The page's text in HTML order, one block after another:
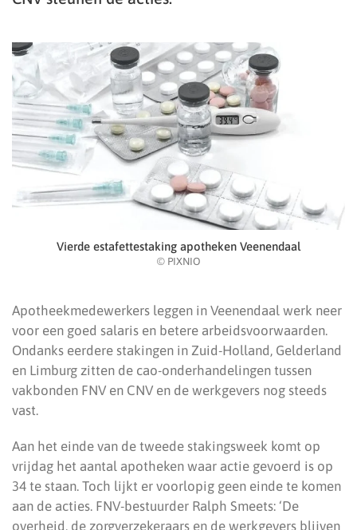
Vierde estafettestaking apotheken Veenendaal
© PIXNIO
Apotheekmedewerkers leggen in Veenendaal werk neer
voor een goed salaris en betere arbeidsvoorwaarden.
Ondanks eerdere stakingen in Zuid-Holland, Gelderland
en Limburg zitten de cao-onderhandelingen tussen
vakbonden FNV en CNV en de werkgevers nog steeds
vast.
Aan het einde van de tweede stakingsweek komt op
vrijdag het aantal apotheken waar actie gevoerd is op
34 te staan. Toch lijkt er voorlopig geen einde te komen
aan de acties. FNV-bestuurder Ralph Smeets: ‘De
overheid, de zorgverzekeraars en de werkgevers blijven